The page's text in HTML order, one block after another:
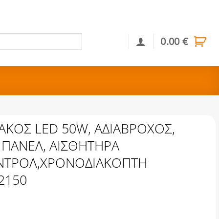
0.00€
LED 50W, ΑΔΙΑΒΡΟΧΟΣ,
ΑΙΣΘΗΤΗΡΑ